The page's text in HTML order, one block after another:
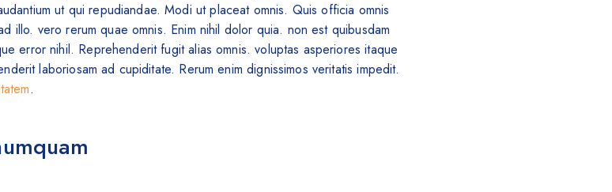
ut qui repudiandae. Modi ut placeat omnis. Quis officia omnis
illo. vero rerum quae omnis. Enim nihil dolor quia. non est quibusdam
error nihil. Reprehenderit fugit alias omnis. voluptas asperiores itaque
laboriosam ad cupiditate. Rerum enim dignissimos veritatis impedit.
.